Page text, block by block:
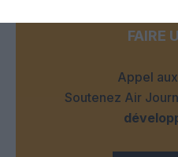
FAIRE
Appel
Soutenez Air